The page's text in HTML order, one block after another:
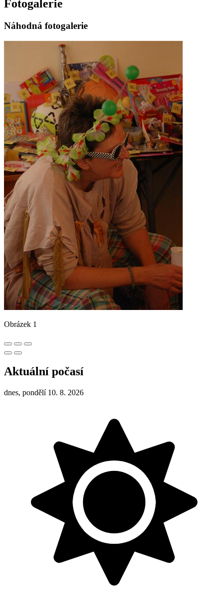
Fotogalerie
Náhodná fotogalerie
Obrázek 1
Aktuální počasí
dnes, pondělí 10. 8. 2026